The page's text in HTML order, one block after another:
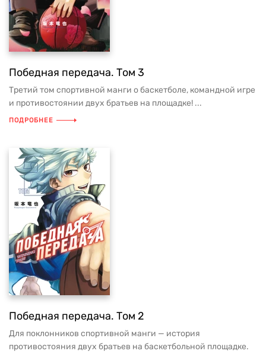
Победная передача. Том 3
Третий том спортивной манги о баскетболе, командной игре
и противостоянии двух братьев на площадке! ...
ПОДРОБНЕЕ
Победная передача. Том 2
Для поклонников спортивной манги — история
противостояния двух братьев на баскетбольной площадке.